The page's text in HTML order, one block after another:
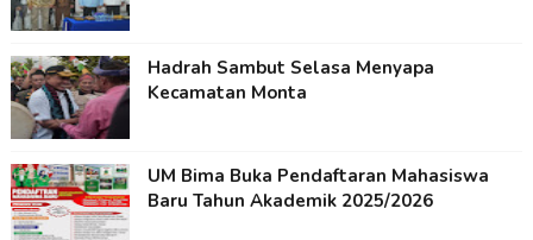
Hadrah Sambut Selasa Menyapa
Kecamatan Monta
UM Bima Buka Pendaftaran Mahasiswa
Baru Tahun Akademik 2025/2026